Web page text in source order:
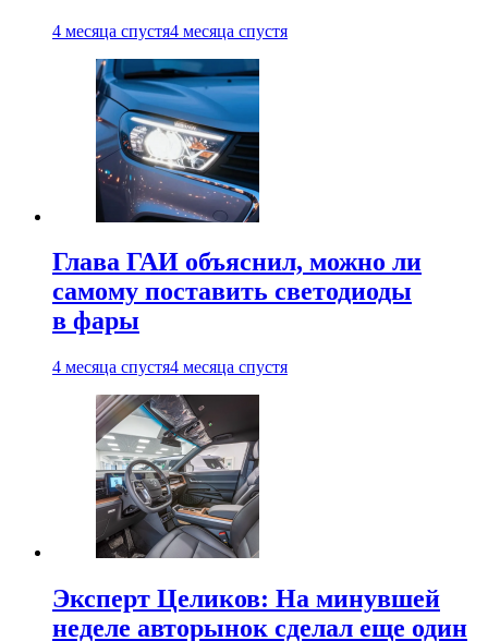
4 месяца спустя4 месяца спустя
Глава ГАИ объяснил, можно ли
самому поставить светодиоды
в фары
4 месяца спустя4 месяца спустя
Эксперт Целиков: На минувшей
неделе авторынок сделал еще один